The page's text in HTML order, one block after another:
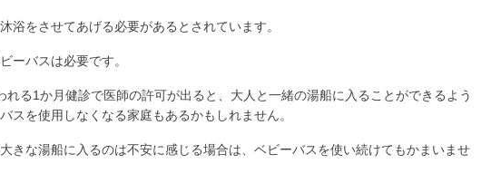
浴をさせてあげる必要があるとされています。
ーバスは必要です。
れる1か月健診で医師の許可が出ると、大人と一緒の湯船に入ることができるよう
スを使用しなくなる家庭もあるかもしれません。
きな湯船に入るのは不安に感じる場合は、ベビーバスを使い続けてもかまいませ